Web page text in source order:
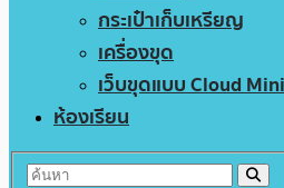
กระเป๋าเก็บเหรียญ
เครื่องขุด
เว็บขุดแบบ Cloud
ห้องเรียน